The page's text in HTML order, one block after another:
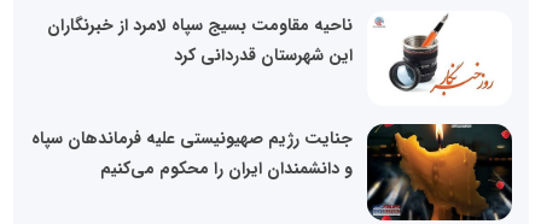
ناحیه مقاومت بسیج سپاه لامرد از خبرنگاران
این شهرستان قدردانی کرد
جنایت رژیم صهیونیستی علیه فرماندهان سپاه
و دانشمندان ایران را محکوم می‌کنیم